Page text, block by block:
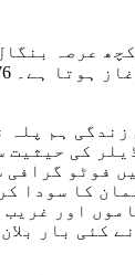
عرصہ
ہم
کی
فوٹو
کا سودا
اور
کئی بار